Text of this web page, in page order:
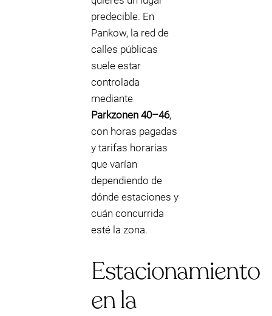
predecible. En
Pankow, la red de
calles públicas
suele estar
controlada
mediante
Parkzonen 40–46,
con horas pagadas
y tarifas horarias
que varían
dependiendo de
dónde estaciones y
cuán concurrida
esté la zona.
Estacionamiento
en la